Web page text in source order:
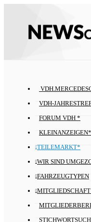
VDH-
FORUM VDH *
KLEINANZEIGEN*
TEILEMARKT*
WIR SIND
FAHRZEUGTYPEN